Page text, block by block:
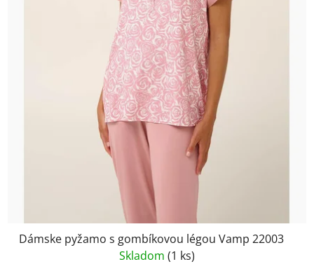
Dámske pyžamo s gombíkovou légou Vamp 22003
Skladom (1 ks)